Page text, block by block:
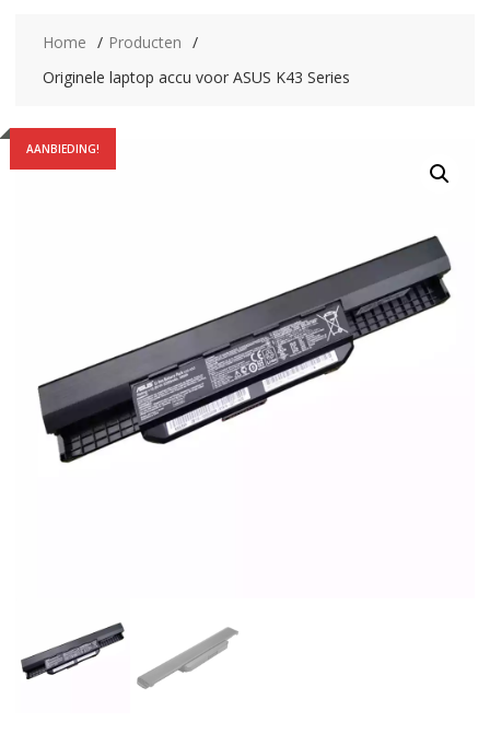
Home
Producten
Originele laptop accu voor ASUS K43 Series
AANBIEDING!